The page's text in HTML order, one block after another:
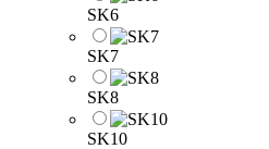
SK6
SK7
SK8
SK10